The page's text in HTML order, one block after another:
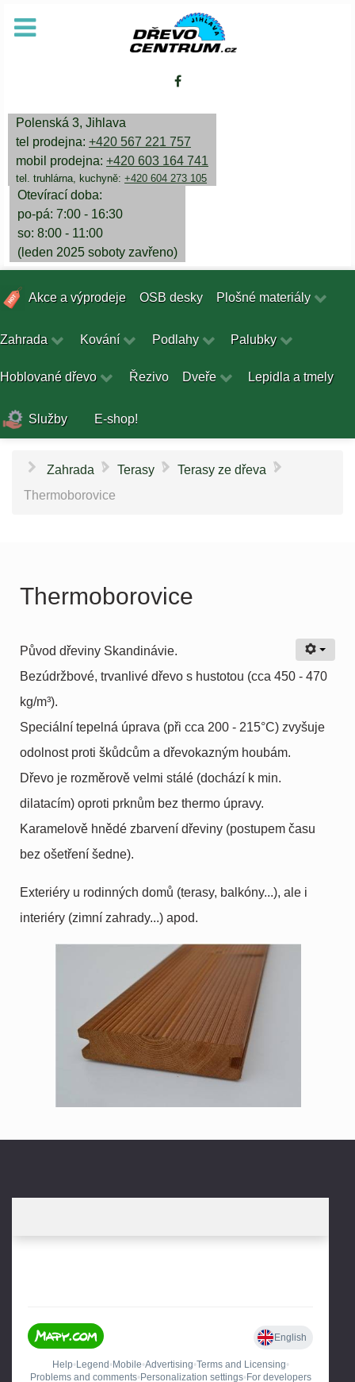
Polenská 3, Jihlava
tel prodejna: +420 567 221 757
mobil prodejna: +420 603 164 741
tel. truhlárna, kuchyně: +420 604 273 105
Otevírací doba:
po-pá: 7:00 - 16:30
so: 8:00 - 11:00
(leden 2025 soboty zavřeno)
Akce a výprodeje OSB desky Plošné materiály
Zahrada Kování Podlahy Palubky
Hoblované dřevo Řezivo Dveře Lepidla a tmely
Služby E-shop!
Zahrada \ Terasy \ Terasy ze dřeva \
Thermoborovice
Thermoborovice
Původ dřeviny Skandinávie.
Bezúdržbové, trvanlivé dřevo s hustotou (cca 450 - 470
kg/m³).
Speciální tepelná úprava (při cca 200 - 215°C) zvyšuje
odolnost proti škůdcům a dřevokazným houbám.
Dřevo je rozměrově velmi stálé (dochází k min.
dilatacím) oproti prknům bez thermo úpravy.
Karamelově hnědé zbarvení dřeviny (postupem času
bez ošetření šedne).
Exteriéry u rodinných domů (terasy, balkóny...), ale i
interiéry (zimní zahrady...) apod.